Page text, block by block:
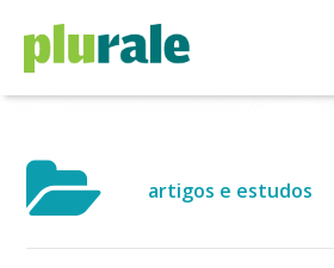
artigos e estudos